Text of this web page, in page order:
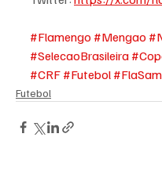
#Flamengo #Mengao
#SelecaoBrasileira
#CRF #Futebol
Futebol